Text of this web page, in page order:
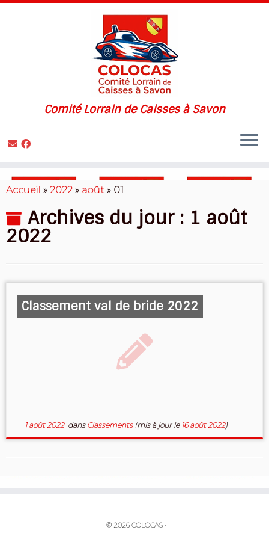
Skip
to
Comité Lorrain de Caisses à Savon
Accueil » 2022 » août » 01
Archives du jour : 1 août
2022
Classement val de bride 2022
1 août 2022dans Classements (mis à jour le 16 août 2022)
· © 2026 COLOCAS ·